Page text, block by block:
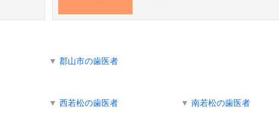
▼ 郡山市の歯医者
▼ 西若松の歯医者 ▼ 南若松の歯医者